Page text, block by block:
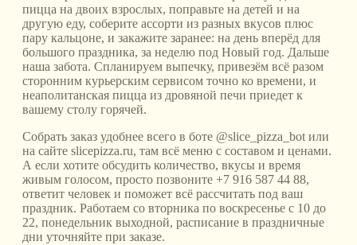
пицца на двоих взрослых, поправьте на детей и на
другую еду, соберите ассорти из разных вкусов плюс
пару кальцоне, и закажите заранее: на день вперёд для
большого праздника, за неделю под Новый год. Дальше
наша забота. Спланируем выпечку, привезём всё разом
сторонним курьерским сервисом точно ко времени, и
неаполитанская пицца из дровяной печи приедет к
вашему столу горячей.
Собрать заказ удобнее всего в боте @slice_pizza_bot или
на сайте slicepizza.ru, там всё меню с составом и ценами.
А если хотите обсудить количество, вкусы и время
живым голосом, просто позвоните +7 916 587 44 88,
ответит человек и поможет всё рассчитать под ваш
праздник. Работаем со вторника по воскресенье с 10 до
22, понедельник выходной, расписание в праздничные
дни уточняйте при заказе.